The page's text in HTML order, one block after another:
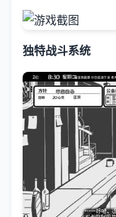
独特战斗系统